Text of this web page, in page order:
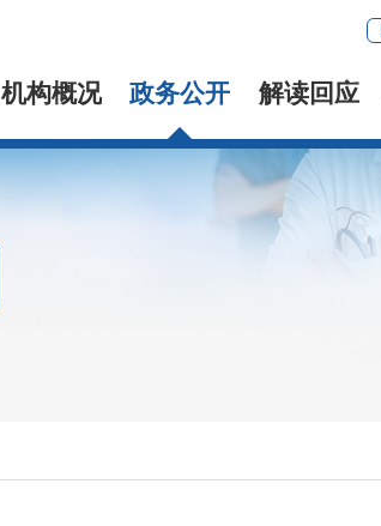
机构概况 政务公开 解读回应